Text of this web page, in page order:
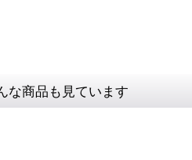
な商品も見ています